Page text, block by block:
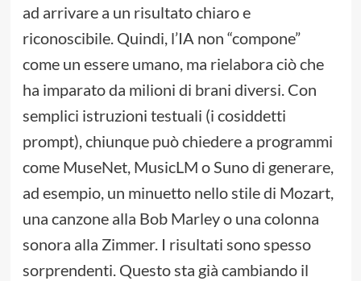
ad arrivare a un risultato chiaro e
riconoscibile. Quindi, l’IA non “compone”
come un essere umano, ma rielabora ciò che
ha imparato da milioni di brani diversi. Con
semplici istruzioni testuali (i cosiddetti
prompt), chiunque può chiedere a programmi
come MuseNet, MusicLM o Suno di generare,
ad esempio, un minuetto nello stile di Mozart,
una canzone alla Bob Marley o una colonna
sonora alla Zimmer. I risultati sono spesso
sorprendenti. Questo sta già cambiando il